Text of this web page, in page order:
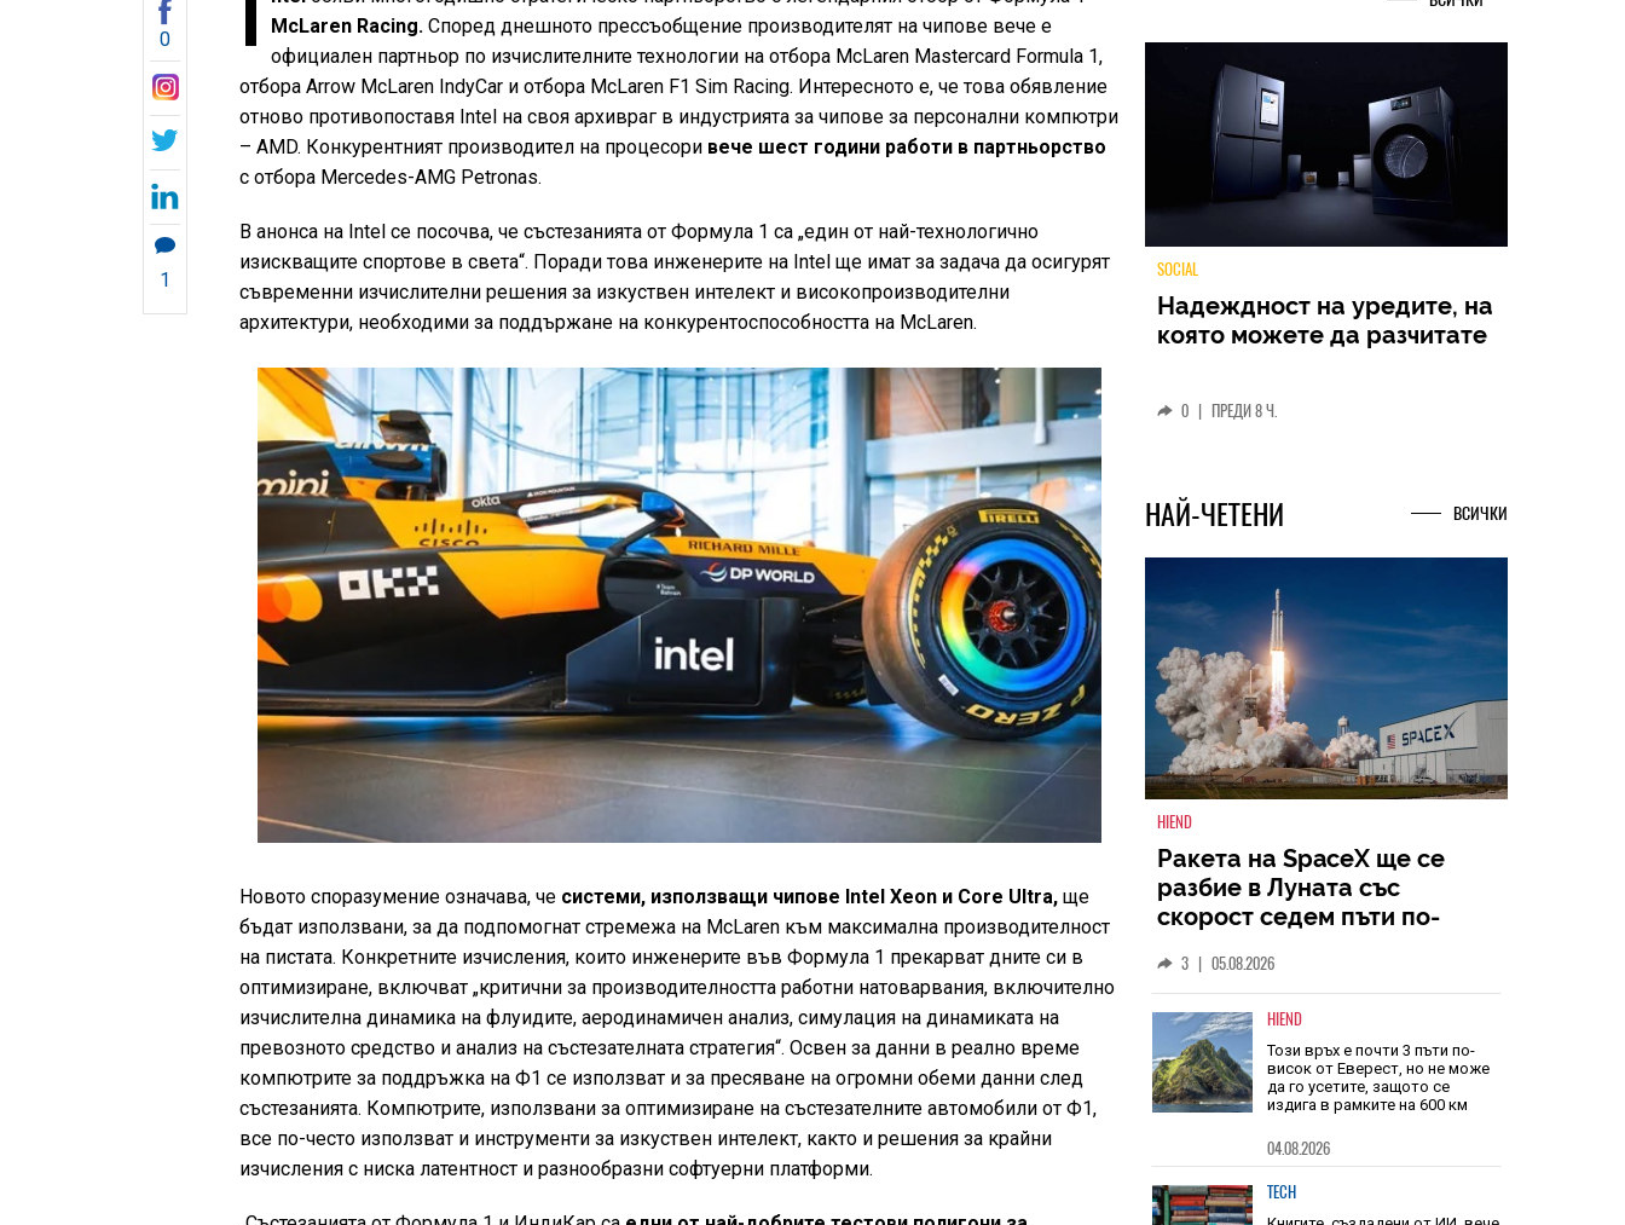
0
1
I
McLaren Racing.Според днешното прессъобщение производителят на чипове вече е
официален партньор по изчислителните технологии на отбора McLaren Mastercard Formula 1,
отбора Arrow McLaren IndyCar и отбора McLaren F1 Sim Racing. Интересното е, че това обявление
отново противопоставя Intel на своя архивраг в индустрията за чипове за персонални компютри
– AMD. Конкурентният производител на процесори вече шест години работи в партньорство
с отбора Mercedes-AMG Petronas.
В анонса на Intel се посочва, че състезанията от Формула 1 са „един от най-технологично
изискващите спортове в света“. Поради това инженерите на Intel ще имат за задача да осигурят
съвременни изчислителни решения за изкуствен интелект и високопроизводителни
архитектури, необходими за поддържане на конкурентоспособността на McLaren.
Новото споразумение означава, че системи, използващи чипове Intel Xeon и Core Ultra, ще
бъдат използвани, за да подпомогнат стремежа на McLaren към максимална производителност
на пистата. Конкретните изчисления, които инженерите във Формула 1 прекарват дните си в
оптимизиране, включват „критични за производителността работни натоварвания, включително
изчислителна динамика на флуидите, аеродинамичен анализ, симулация на динамиката на
превозното средство и анализ на състезателната стратегия“. Освен за данни в реално време
компютрите за поддръжка на Ф1 се използват и за пресяване на огромни обеми данни след
състезанията. Компютрите, използвани за оптимизиране на състезателните автомобили от Ф1,
все по-често използват и инструменти за изкуствен интелект, както и решения за крайни
изчисления с ниска латентност и разнообразни софтуерни платформи.
TECH
Ultra – ново име, познато
НАЙ-ЧЕТЕНИ
HIEND
Ракета на SpaceX ще се
разбие в Луната със
голяма от скоростта на
звука
| 05.08.2026
HIEND
Този връх е почти 3 пъти по-
да го усетите, защото се
издига в рамките на 600 км
04.08.2026